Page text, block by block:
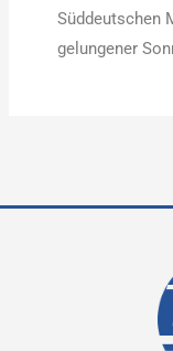
Süddeutschen
gelungener